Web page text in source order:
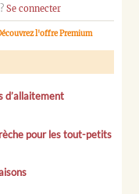
Se connecter
l'offre Premium
d’allaitement
pour les tout-petits